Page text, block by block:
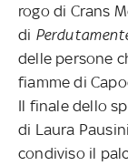
rogo di Crans
di
delle persone
fiamme di
Il finale dello
di Laura
condiviso il